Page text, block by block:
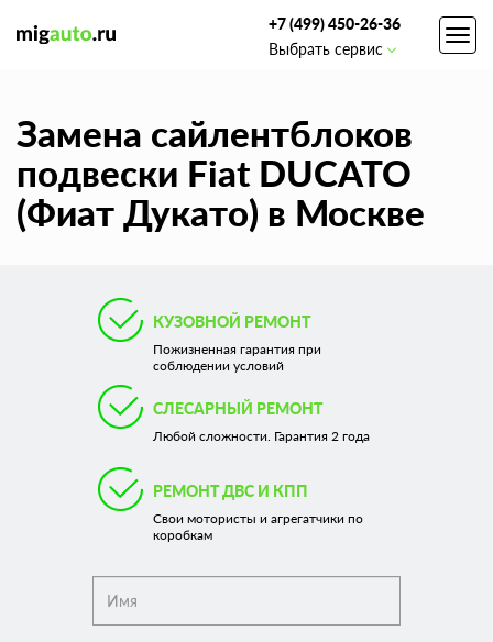
+7 (499) 450-26-36
Выбрать сервис
Замена сайлентблоков
подвески Fiat DUCATO
(Фиат Дукато) в Москве
КУЗОВНОЙ РЕМОНТ
Пожизненная гарантия при
соблюдении условий
СЛЕСАРНЫЙ РЕМОНТ
Любой сложности. Гарантия 2 года
РЕМОНТ ДВС И КПП
Свои мотористы и агрегатчики по
коробкам